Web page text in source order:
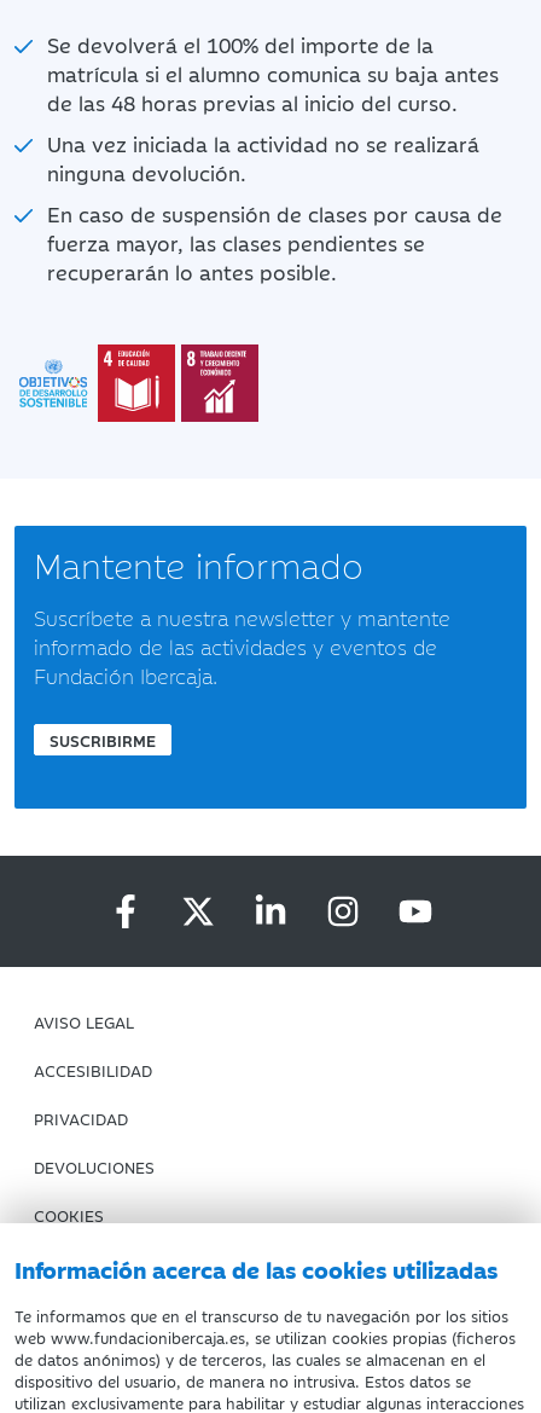
Información acerca de las cookies utilizadas
Te informamos que en el transcurso de tu navegación por los sitios
web www.fundacionibercaja.es, se utilizan cookies propias (ficheros
de datos anónimos) y de terceros, las cuales se almacenan en el
dispositivo del usuario, de manera no intrusiva. Estos datos se
utilizan exclusivamente para habilitar y estudiar algunas interacciones
Se devolverá el 100% del importe de la
matrícula si el alumno comunica su baja antes
de las 48 horas previas al inicio del curso.
Una vez iniciada la actividad no se realizará
ninguna devolución.
En caso de suspensión de clases por causa de
fuerza mayor, las clases pendientes se
recuperarán lo antes posible.
Mantente informado
Suscríbete a nuestra newsletter y mantente
informado de las actividades y eventos de
Fundación Ibercaja.
SUSCRIBIRME
AVISO LEGAL
ACCESIBILIDAD
PRIVACIDAD
DEVOLUCIONES
COOKIES
CONDICIONES DE COMPRA
IBERCAJA BANCO
Fundación Bancaria Ibercaja. C.I.F. G-50000652.